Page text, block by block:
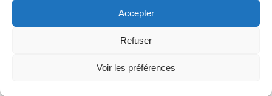
Accepter
Refuser
Voir les préférences
des embauches et la réaffirmation constante de
ses ambitions. Une belle croissance…